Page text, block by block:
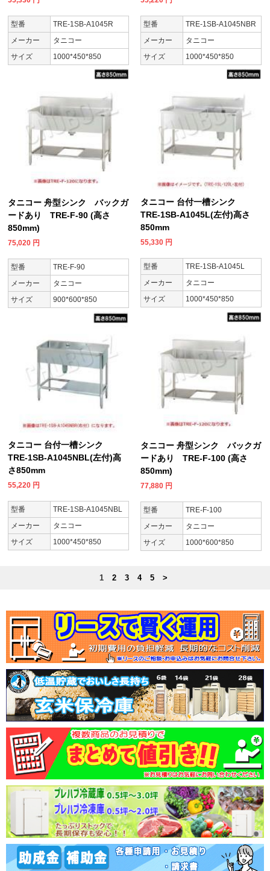
型番
TRE-1SB-A1045R
メーカー
タニコー
サイズ
1000*450*850
型番
TRE-1SB-A1045NBR
メーカー
タニコー
サイズ
1000*450*850
タニコー 舟型シンク バックガ
ードあり TRE-F-90 (高さ
850mm)
75,020 円
型番
TRE-F-90
メーカー
タニコー
サイズ
900*600*850
タニコー 台付一槽シンク
TRE-1SB-A1045L(左付)高さ
850mm
55,330 円
型番
TRE-1SB-A1045L
メーカー
タニコー
サイズ
1000*450*850
タニコー 台付一槽シンク
TRE-1SB-A1045NBL(左付)高
さ850mm
55,220 円
型番
TRE-1SB-A1045NBL
メーカー
タニコー
サイズ
1000*450*850
タニコー 舟型シンク バックガ
ードあり TRE-F-100 (高さ
850mm)
77,880 円
型番
TRE-F-100
メーカー
タニコー
サイズ
1000*600*850
1 2 3 4 5 >